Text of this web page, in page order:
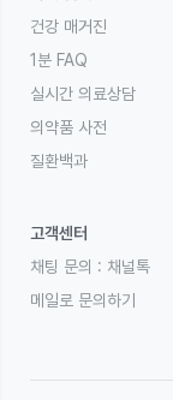
건강 매거진
1분 FAQ
실시간 의료상담
의약품 사전
질환백과
고객센터
채팅 문의 : 채널톡
메일로 문의하기